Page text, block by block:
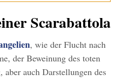
Scarabattola
, wie der Flucht nach
der Beweinung des toten
auch Darstellungen des